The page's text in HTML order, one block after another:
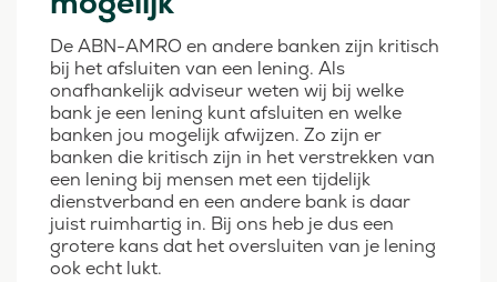
De ABN-AMRO en andere banken zijn kritisch
bij het afsluiten van een lening. Als
onafhankelijk adviseur weten wij bij welke
bank je een lening kunt afsluiten en welke
banken jou mogelijk afwijzen. Zo zijn er
banken die kritisch zijn in het verstrekken van
een lening bij mensen met een tijdelijk
dienstverband en een andere bank is daar
juist ruimhartig in. Bij ons heb je dus een
grotere kans dat het oversluiten van je lening
ook echt lukt.